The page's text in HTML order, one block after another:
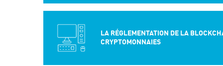
LA RÉGLEMENTATION DE LA
CRYPTOMONNAIES